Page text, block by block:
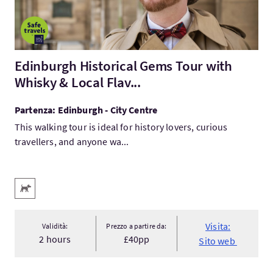
Edinburgh Historical Gems Tour with
Whisky & Local Flav...
Partenza: Edinburgh - City Centre
This walking tour is ideal for history lovers, curious
travellers, and anyone wa...
Servizi
Animali domestici benvenuti
Validità:
2 hours
Prezzo a partire da:
£40pp
Visita:
Sito web